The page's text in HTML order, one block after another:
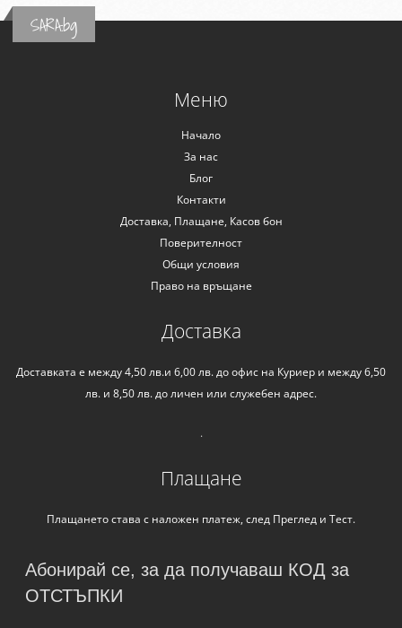
SARA.bg
Меню
Начало
За нас
Блог
Контакти
Доставка, Плащане, Касов бон
Поверителност
Общи условия
Право на връщане
Доставка
Доставката е между 4,50 лв.и 6,00 лв. до офис на Куриер и между 6,50
лв. и 8,50 лв. до личен или служебен адрес.
.
Плащане
Плащането става с наложен платеж, след Преглед и Тест.
Абонирай се, за да получаваш КОД за
ОТСТЪПКИ